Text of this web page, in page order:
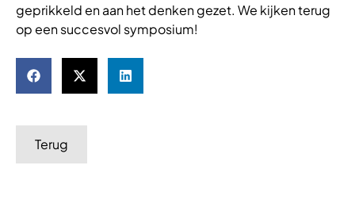
geprikkeld en aan het denken gezet. We kijken terug
op een succesvol symposium!
Terug